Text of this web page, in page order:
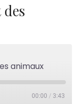
des
animaux
00:00 / 3:43